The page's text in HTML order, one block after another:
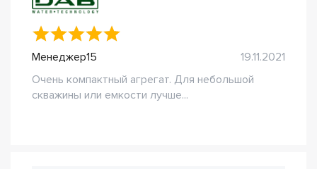
Менеджер15
19.11.2021
Очень компактный агрегат. Для небольшой
скважины или емкости лучше...